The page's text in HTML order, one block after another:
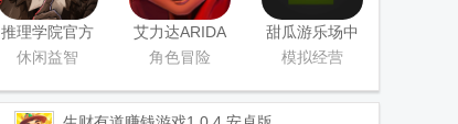
推理学院官方
版
休闲益智
艾力达ARIDA
游戏
角色冒险
甜瓜游乐场中
国版
模拟经营